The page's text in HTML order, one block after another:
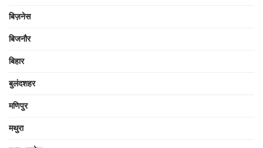
बिज़नेस
बिजनौर
बिहार
बुलंदशहर
मणिपुर
मथुरा